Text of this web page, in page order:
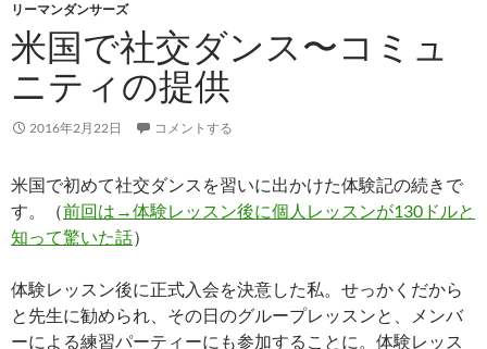
リーマンダンサーズ
米国で社交ダンス〜コミュ
ニティの提供
2016年2月22日 コメントする
米国で初めて社交ダンスを習いに出かけた体験記の続きで
す。（前回は→体験レッスン後に個人レッスンが130ドルと
知って驚いた話）
体験レッスン後に正式入会を決意した私。せっかくだから
と先生に勧められ、その日のグループレッスンと、メンバ
ーによる練習パーティーにも参加することに。体験レッス